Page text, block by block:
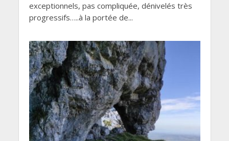
exceptionnels, pas compliquée, dénivelés très
progressifs…..à la portée de...